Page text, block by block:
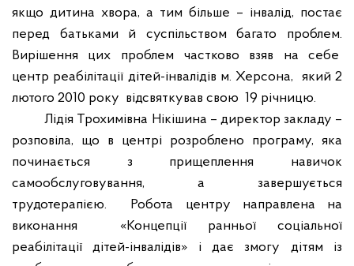
якщо дитина хвора, а тим більше – інвалід, постає
перед батьками й суспільством багато проблем.
Вирішення цих проблем частково взяв на себе
центр реабілітації дітей-інвалідів м. Херсона,
який 2
лютого 2010 року відсвяткував свою 19 річницю.
Лідія Трохимівна Нікішина – директор закладу –
розповіла, що в центрі розроблено програму, яка
починається з прищеплення навичок
самообслуговування, а завершується
трудотерапією.
Робота центру направлена на
виконання
«Концепції ранньої соціальної
реабілітації дітей-інвалідів» і дає змогу дітям із